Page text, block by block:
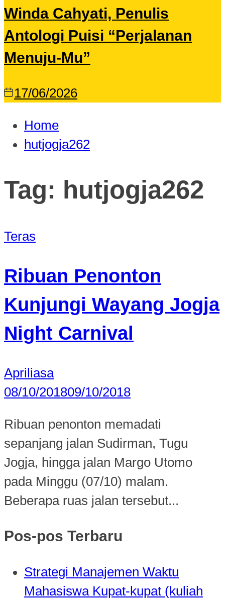
Winda Cahyati, Penulis
Antologi Puisi “Perjalanan
Menuju-Mu”
17/06/2026
Home
hutjogja262
Tag: hutjogja262
Teras
Ribuan Penonton
Kunjungi Wayang Jogja
Night Carnival
Apriliasa
08/10/201809/10/2018
Ribuan penonton memadati
sepanjang jalan Sudirman, Tugu
Jogja, hingga jalan Margo Utomo
pada Minggu (07/10) malam.
Beberapa ruas jalan tersebut...
Pos-pos Terbaru
Strategi Manajemen Waktu
Mahasiswa Kupat-kupat (kuliah